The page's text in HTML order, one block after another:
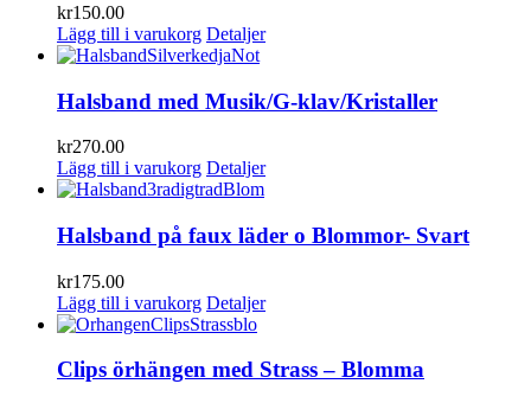
kr150.00
Lägg till i varukorg Detaljer
Halsband med Musik/G-klav/Kristaller
kr270.00
Lägg till i varukorg Detaljer
Halsband på faux läder o Blommor- Svart
kr175.00
Lägg till i varukorg Detaljer
Clips örhängen med Strass – Blomma